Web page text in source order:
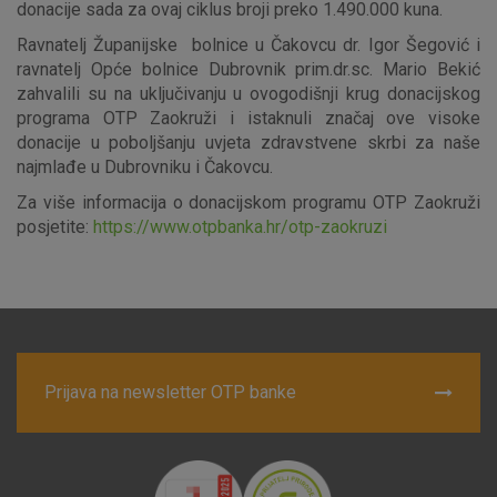
donacije sada za ovaj ciklus broji preko 1.490.000 kuna.
Ravnatelj Županijske bolnice u Čakovcu dr. Igor Šegović i
ravnatelj Opće bolnice Dubrovnik prim.dr.sc. Mario Bekić
zahvalili su na uključivanju u ovogodišnji krug donacijskog
programa OTP Zaokruži i istaknuli značaj ove visoke
donacije u poboljšanju uvjeta zdravstvene skrbi za naše
najmlađe u Dubrovniku i Čakovcu.
Za više informacija o donacijskom programu OTP Zaokruži
posjetite: https://www.otpbanka.hr/otp-zaokruzi
Prijava na newsletter OTP banke
Nužni (tehnički) kolačići - uvijek aktivni
Ovi kolačići nužni su za funkcioniranje internetske stranice i
ne mogu se isključiti u našim sustavima. Uobičajeno se
postavljaju kao odgovor na vaše radnje koje uključuju zahtjev
za uslugama, kao što su postavke kolačića. Svoj preglednik
možete postaviti da blokira te kolačiće ili pošalje upozorenje
o njima, ali u tom slučaju neki dijelovi stranice neće raditi. Ti
kolačići ne pohranjuju nikakve informacije koje bi vas mogle
Detaljnije informacije o kolačićima